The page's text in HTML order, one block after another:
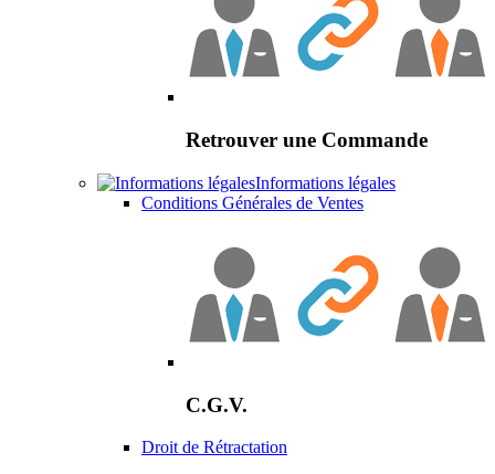
Retrouver une Commande
Informations légales
Conditions Générales de Ventes
C.G.V.
Droit de Rétractation